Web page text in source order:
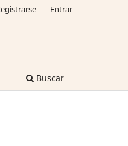
Buscar
Entrar